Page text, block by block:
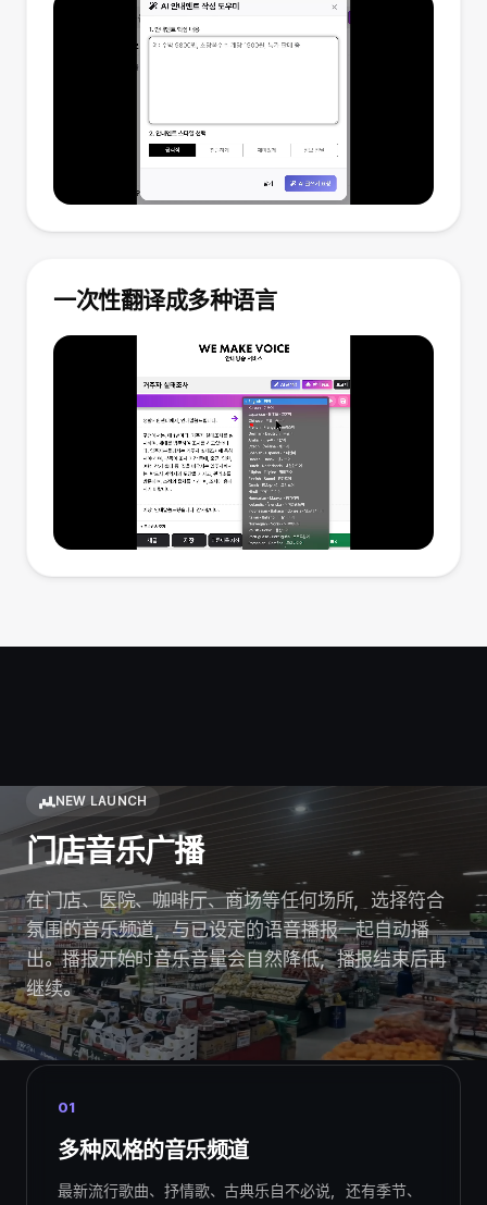
一次性翻译成多种语言
NEW LAUNCH
门店音乐广播
在门店、医院、咖啡厅、商场等任何场所，选择符合
氛围的音乐频道，与已设定的语音播报一起自动播
出。播报开始时音乐音量会自然降低，播报结束后再
继续。
01
多种风格的音乐频道
最新流行歌曲、抒情歌、古典乐自不必说，还有季节、